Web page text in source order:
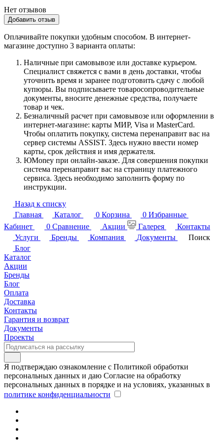
Нет отзывов
Добавить отзыв
Оплачивайте покупки удобным способом. В интернет-
магазине доступно 3 варианта оплаты:
Наличные при самовывозе или доставке курьером.
Специалист свяжется с вами в день доставки, чтобы
уточнить время и заранее подготовить сдачу с любой
купюры. Вы подписываете товаросопроводительные
документы, вносите денежные средства, получаете
товар и чек.
Безналичный расчет при самовывозе или оформлении в
интернет-магазине: карты МИР, Visa и MasterCard.
Чтобы оплатить покупку, система перенаправит вас на
сервер системы ASSIST. Здесь нужно ввести номер
карты, срок действия и имя держателя.
ЮMoney при онлайн-заказе. Для совершения покупки
система перенаправит вас на страницу платежного
сервиса. Здесь необходимо заполнить форму по
инструкции.
Назад к списку
Главная
Каталог 0 Корзина 0 Избранные
Кабинет
0 Сравнение Акции Галерея
Контакты
Услуги
Бренды Компания Документы
Поиск
Блог
Каталог
Акции
Бренды
Блог
Оплата
Доставка
Контакты
Гарантия и возврат
Документы
Проекты
Я подтверждаю ознакомление с Политикой обработки
персональных данных и даю Согласие на обработку
персональных данных в порядке и на условиях, указанных в
политике конфиденциальности